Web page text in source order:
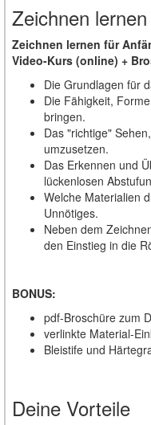
Zeichnen
Zeichnen lernen für
Video-Kurs (online) +
Die Grundlagen für
Die Fähigkeit,
bringen.
Das "richtige"
umzusetzen.
Das Erkennen und
lückenlosen
Welche Materialien
Unnötiges.
Neben dem
den Einstieg in die
BONUS:
pdf-Broschüre zum
verlinkte Material-
Bleistife und
Deine Vorteile